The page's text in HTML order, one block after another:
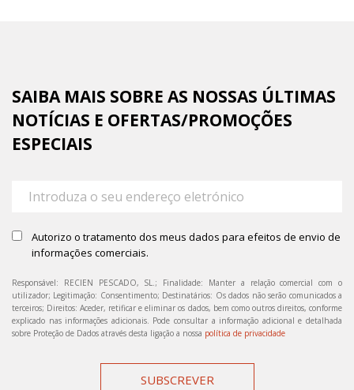
SAIBA MAIS SOBRE AS NOSSAS ÚLTIMAS
NOTÍCIAS E OFERTAS/PROMOÇÕES
ESPECIAIS
Autorizo o tratamento dos meus dados para efeitos de envio de
informações comerciais.
Responsável: RECIEN PESCADO, SL.; Finalidade: Manter a relação comercial com o
utilizador; Legitimação: Consentimento; Destinatários: Os dados não serão comunicados a
terceiros; Direitos: Aceder, retificar e eliminar os dados, bem como outros direitos, conforme
explicado nas informações adicionais. Pode consultar a informação adicional e detalhada
sobre Proteção de Dados através desta ligação a nossa política de privacidade
SUBSCREVER